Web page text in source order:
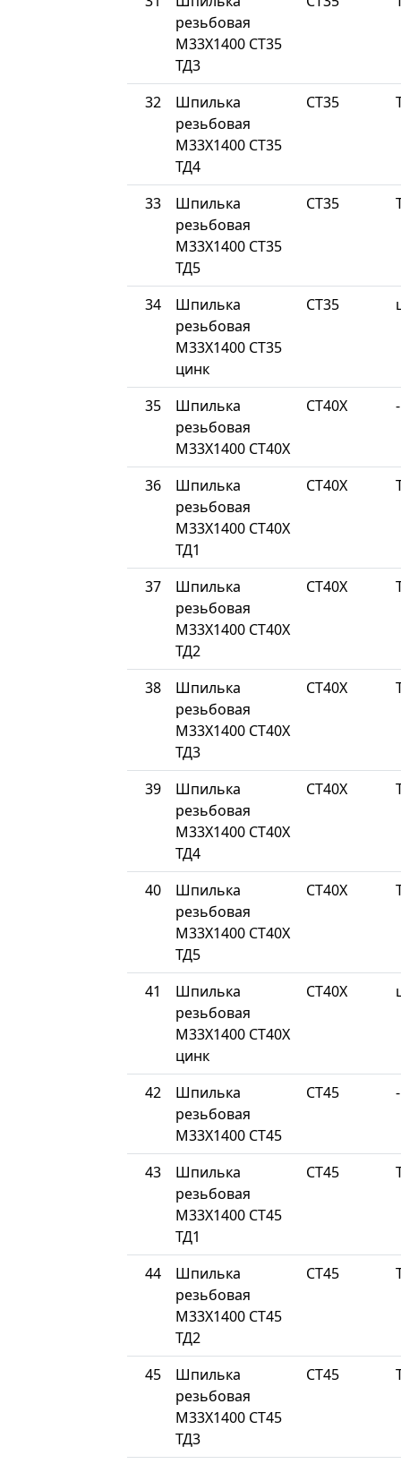
резьбовая
М33Х1400 СТ35
ТД3
32
Шпилька
резьбовая
М33Х1400 СТ35
ТД4
СТ35
33
Шпилька
резьбовая
М33Х1400 СТ35
ТД5
СТ35
34
Шпилька
резьбовая
М33Х1400 СТ35
цинк
СТ35
35
Шпилька
резьбовая
М33Х1400 СТ40Х
СТ40Х -
36
Шпилька
резьбовая
М33Х1400 СТ40Х
ТД1
СТ40Х
37
Шпилька
резьбовая
М33Х1400 СТ40Х
ТД2
СТ40Х
38
Шпилька
резьбовая
М33Х1400 СТ40Х
ТД3
СТ40Х
39
Шпилька
резьбовая
М33Х1400 СТ40Х
ТД4
СТ40Х
40
Шпилька
резьбовая
М33Х1400 СТ40Х
ТД5
СТ40Х
41
Шпилька
резьбовая
М33Х1400 СТ40Х
цинк
СТ40Х
42
Шпилька
резьбовая
М33Х1400 СТ45
СТ45 -
43
Шпилька
резьбовая
М33Х1400 СТ45
ТД1
СТ45
44
Шпилька
резьбовая
М33Х1400 СТ45
ТД2
СТ45
45
Шпилька
резьбовая
М33Х1400 СТ45
ТД3
СТ45